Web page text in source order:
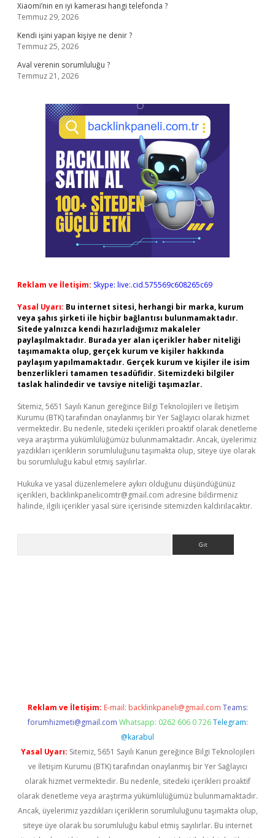
Xiaomi’nin en iyi kamerası hangi telefonda ?
Temmuz 29, 2026
Kendi işini yapan kişiye ne denir ?
Temmuz 25, 2026
Aval verenin sorumluluğu ?
Temmuz 21, 2026
Reklam ve İletişim: Skype: live:.cid.575569c608265c69
Yasal Uyarı: Bu internet sitesi, herhangi bir marka, kurum
veya şahıs şirketi ile hiçbir bağlantısı bulunmamaktadır.
Sitede yalnızca kendi hazırladığımız makaleler
paylaşılmaktadır. Burada yer alan içerikler haber niteliği
taşımamakta olup, gerçek kurum ve kişiler hakkında
paylaşım yapılmamaktadır. Gerçek kurum ve kişiler ile isim
benzerlikleri tamamen tesadüfidir. Sitemizdeki bilgiler
taslak halindedir ve tavsiye niteliği taşımazlar.
Sitemiz, 5651 Sayılı Kanun gereğince Bilgi Teknolojileri ve İletişim
Kurumu (BTK) tarafından onaylanmış bir Yer Sağlayıcı olarak hizmet
vermektedir. Bu nedenle, sitedeki içerikleri proaktif olarak denetleme
veya araştırma yükümlülüğümüz bulunmamaktadır. Ancak, üyelerimiz
yazdıkları içeriklerin sorumluluğunu taşımakta olup, siteye üye olarak
bu sorumluluğu kabul etmiş sayılırlar.
Hukuka ve yasal düzenlemelere aykırı olduğunu düşündüğünüz
içerikleri, backlinkpanelicomtr@gmail.com adresine bildirmeniz
halinde, ilgili içerikler yasal süre içerisinde sitemizden kaldırılacaktır.
Reklam ve İletişim: E-mail: backlinkpaneli@gmail.com Teams:
forumhizmeti@gmail.com Whatsapp: 0262 606 0 726 Telegram:
@karabul
Yasal Uyarı: Sitemiz, 5651 Sayılı Kanun gereğince Bilgi Teknolojileri
ve İletişim Kurumu (BTK) tarafından onaylanmış bir Yer Sağlayıcı
olarak hizmet vermektedir. Bu nedenle, sitedeki içerikleri proaktif
olarak denetleme veya araştırma yükümlülüğümüz bulunmamaktadır.
Ancak, üyelerimiz yazdıkları içeriklerin sorumluluğunu taşımakta olup,
siteye üye olarak bu sorumluluğu kabul etmiş sayılırlar. Bu internet